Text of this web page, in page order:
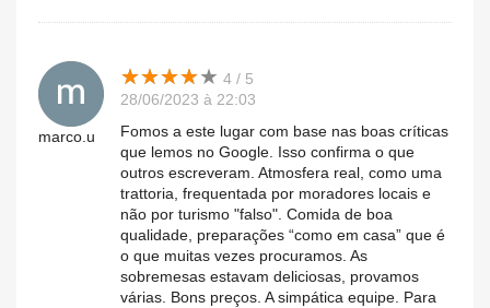
marco.u
★★★★★
★★★★★ 4 / 5
28/06/2023 à 22:03
Fomos a este lugar com base nas boas críticas
que lemos no Google. Isso confirma o que
outros escreveram. Atmosfera real, como uma
trattoria, frequentada por moradores locais e
não por turismo "falso". Comida de boa
qualidade, preparações “como em casa” que é
o que muitas vezes procuramos. As
sobremesas estavam deliciosas, provamos
várias. Bons preços. A simpática equipe. Para